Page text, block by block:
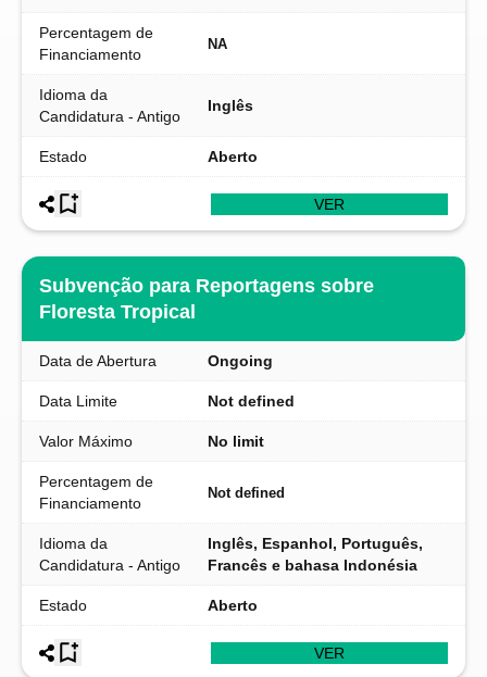
Percentagem de
Financiamento
NA
Idioma da
Candidatura - Antigo
Inglês
Estado Aberto
VER
Subvenção para Reportagens sobre
Floresta Tropical
Data de Abertura Ongoing
Data Limite Not defined
Valor Máximo No limit
Percentagem de
Financiamento
Not defined
Idioma da
Candidatura - Antigo
Inglês, Espanhol, Português,
Francês e bahasa Indonésia
Estado Aberto
VER